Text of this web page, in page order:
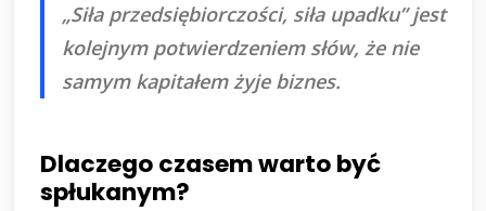
„Siła przedsiębiorczości, siła upadku” jest
kolejnym potwierdzeniem słów, że nie
samym kapitałem żyje biznes.
Dlaczego czasem warto być
spłukanym?